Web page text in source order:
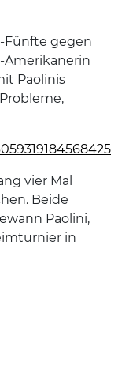
Fünfte gegen
Amerikanerin
Paolinis
vier Mal
Beide
Paolini,
in